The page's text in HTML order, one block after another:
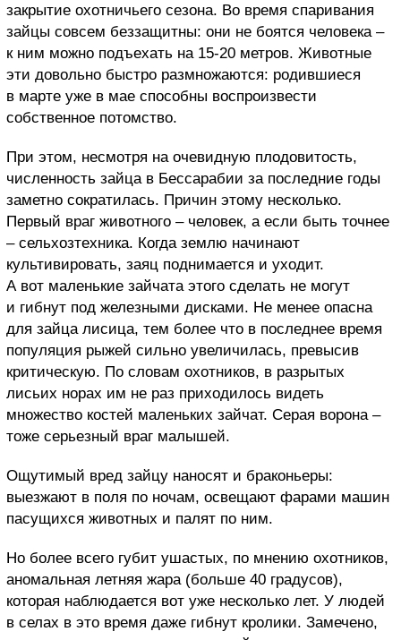
закрытие охотничьего сезона. Во время спаривания
зайцы совсем беззащитны: они не боятся человека –
к ним можно подъехать на 15-20 метров. Животные
эти довольно быстро размножаются: родившиеся
в марте уже в мае способны воспроизвести
собственное потомство.
При этом, несмотря на очевидную плодовитость,
численность зайца в Бессарабии за последние годы
заметно сократилась. Причин этому несколько.
Первый враг животного – человек, а если быть точнее
– сельхозтехника. Когда землю начинают
культивировать, заяц поднимается и уходит.
А вот маленькие зайчата этого сделать не могут
и гибнут под железными дисками. Не менее опасна
для зайца лисица, тем более что в последнее время
популяция рыжей сильно увеличилась, превысив
критическую. По словам охотников, в разрытых
лисьих норах им не раз приходилось видеть
множество костей маленьких зайчат. Серая ворона –
тоже серьезный враг малышей.
Ощутимый вред зайцу наносят и браконьеры:
выезжают в поля по ночам, освещают фарами машин
пасущихся животных и палят по ним.
Но более всего губит ушастых, по мнению охотников,
аномальная летняя жара (больше 40 градусов),
которая наблюдается вот уже несколько лет. У людей
в селах в это время даже гибнут кролики. Замечено,